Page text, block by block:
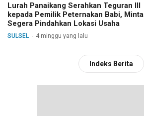
Lurah Panaikang Serahkan Teguran III
kepada Pemilik Peternakan Babi, Minta
Segera Pindahkan Lokasi Usaha
SULSEL 4 minggu yang lalu
Indeks Berita